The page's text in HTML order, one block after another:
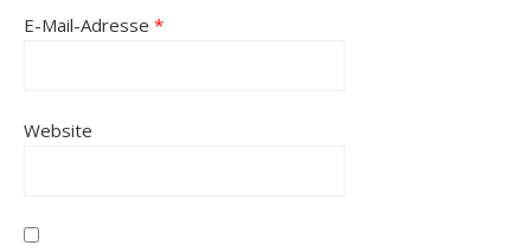
E-Mail-Adresse *
Website